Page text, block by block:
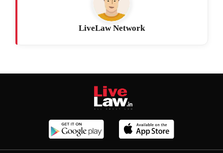
LiveLaw Network